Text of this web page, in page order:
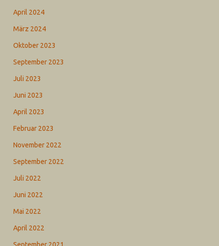
April 2024
März 2024
Oktober 2023
September 2023
Juli 2023
Juni 2023
April 2023
Februar 2023
November 2022
September 2022
Juli 2022
Juni 2022
Mai 2022
April 2022